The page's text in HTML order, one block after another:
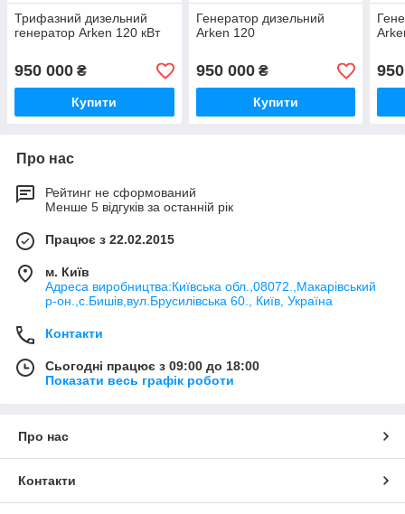
Трифазний дизельний
генератор Arken 120 кВт
950 000 ₴
Купити
Генератор дизельний
Arken 120
950 000₴
Купити
Про нас
Рейтинг не сформований
Менше 5 відгуків за останній рік
Працює з 22.02.2015
м. Київ
Адреса виробництва:Київська обл.,08072.,Макарівський
р-он.,с.Бишів,вул.Брусилівська 60., Київ, Україна
Контакти
Сьогодні працює з 09:00 до 18:00
Показати весь графік роботи
Про нас
Контакти